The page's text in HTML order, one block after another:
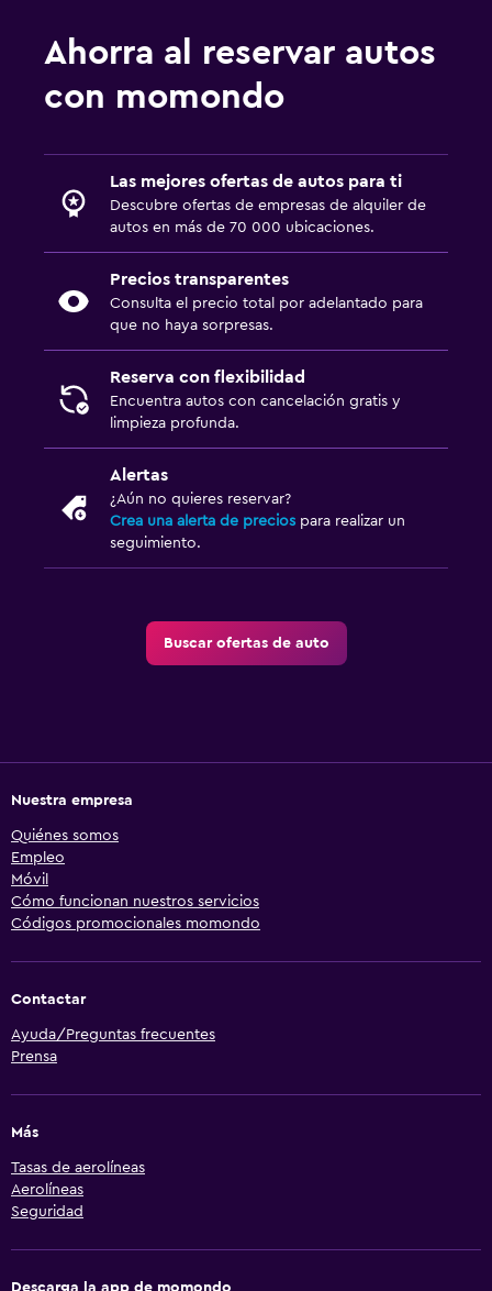
Ahorra al reservar autos
con momondo
Las mejores ofertas de autos para ti
Descubre ofertas de empresas de alquiler de
autos en más de 70 000 ubicaciones.
Precios transparentes
Consulta el precio total por adelantado para
que no haya sorpresas.
Reserva con flexibilidad
Encuentra autos con cancelación gratis y
limpieza profunda.
Alertas
¿Aún no quieres reservar?
Crea una alerta de precios para realizar un
seguimiento.
Buscar ofertas de auto
Nuestra empresa
Quiénes somos
Empleo
Móvil
Cómo funcionan nuestros servicios
Códigos promocionales momondo
Contactar
Ayuda/Preguntas frecuentes
Prensa
Más
Tasas de aerolíneas
Aerolíneas
Seguridad